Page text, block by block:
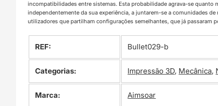
incompatibilidades entre sistemas. Esta probabilidade agrava-se
independentemente da sua experiência, a juntarem-se a comunidades
utilizadores que partilham configurações semelhantes, que já passaram
REF: Bullet029-b
Categorias: Impressão 3D, Mecânica,
Marca: Aimsoar